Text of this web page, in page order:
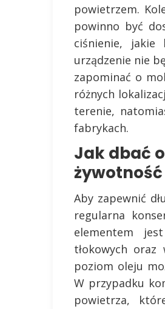
powietrzem.
powinno być
ciśnienie,
urządzenie nie
zapominać o
różnych
terenie,
fabrykach.
Jak dbać
żywotność
Aby zapewnić
regularna
elementem
tłokowych
poziom oleju
W przypadku
powietrza,